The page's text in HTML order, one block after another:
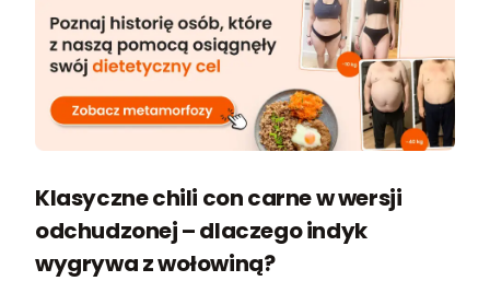
Klasyczne chili con carne w wersji
odchudzonej – dlaczego indyk
wygrywa z wołowiną?